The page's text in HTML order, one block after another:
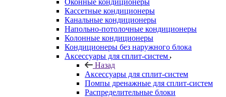
Оконные кондиционеры
Кассетные кондиционеры
Канальные кондиционеры
Напольно-потолочные кондиционеры
Колонные кондиционеры
Кондиционеры без наружного блока
Аксессуары для сплит-систем
Назад
Аксессуары для сплит-систем
Помпы дренажные для сплит-систем
Распределительные блоки